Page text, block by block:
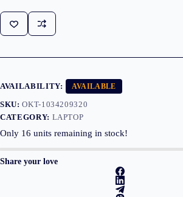
MC16250
Ultra
7
500
AVAILABILITY: AVAILABLE
SKU:OKT-1034209320
CATEGORY: LAPTOP
Only 16 units remaining in stock!
Share your love